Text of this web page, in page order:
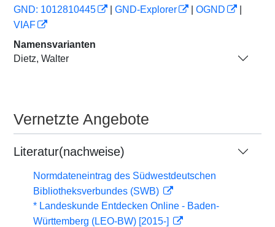
GND: 1012810445
GND-Explorer OGND
VIAF
Namensvarianten
Dietz, Walter
Vernetzte Angebote
Literatur(nachweise)
Normdateneintrag des Südwestdeutschen
Bibliotheksverbundes (SWB)
* Landeskunde Entdecken Online - Baden-
Württemberg (LEO-BW) [2015-]